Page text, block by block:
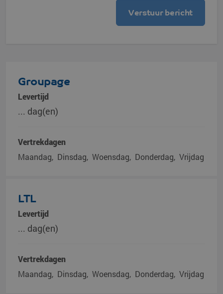
Groupage
Levertijd
... dag(en)
Vertrekdagen
Maandag
Dinsdag Woensdag Donderdag Vrijdag
LTL
Levertijd
... dag(en)
Vertrekdagen
Maandag
Dinsdag Woensdag Donderdag Vrijdag